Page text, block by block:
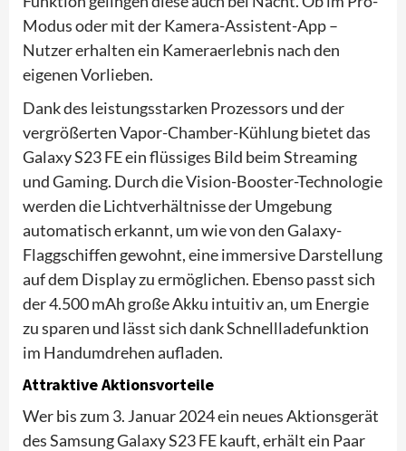
Modus oder mit der Kamera-Assistent-App –
Nutzer erhalten ein Kameraerlebnis nach den
eigenen Vorlieben.
Dank des leistungsstarken Prozessors und der
vergrößerten Vapor-Chamber-Kühlung bietet das
Galaxy S23 FE ein flüssiges Bild beim Streaming
und Gaming. Durch die Vision-Booster-Technologie
werden die Lichtverhältnisse der Umgebung
automatisch erkannt, um wie von den Galaxy-
Flaggschiffen gewohnt, eine immersive Darstellung
auf dem Display zu ermöglichen. Ebenso passt sich
der 4.500 mAh große Akku intuitiv an, um Energie
zu sparen und lässt sich dank Schnellladefunktion
im Handumdrehen aufladen.
Attraktive Aktionsvorteile
Wer bis zum 3. Januar 2024 ein neues Aktionsgerät
des Samsung Galaxy S23 FE kauft, erhält ein Paar